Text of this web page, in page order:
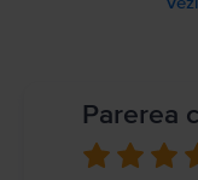
Parerea